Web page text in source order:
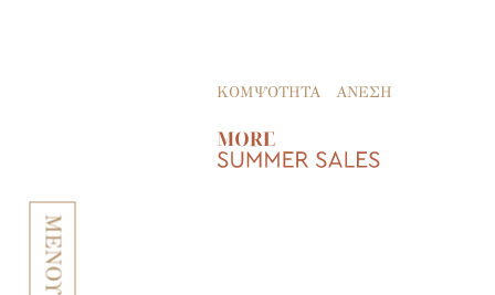
ΜΕΝΟΥ
ΚΟΜΨΟΤΗΤΑ ΑΝΕΣΗ